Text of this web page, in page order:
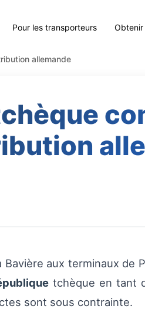
Pour les transporteurs
allemande
aux terminaux de
tchèque en tant
sont sous contrainte.